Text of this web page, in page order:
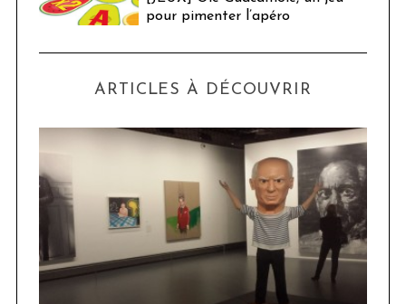
pour pimenter l’apéro
ARTICLES À DÉCOUVRIR